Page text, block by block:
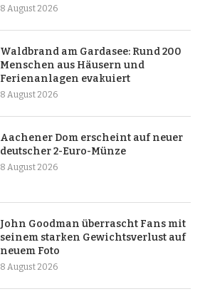
8 August 2026
Waldbrand am Gardasee: Rund 200
Menschen aus Häusern und
Ferienanlagen evakuiert
8 August 2026
Aachener Dom erscheint auf neuer
deutscher 2-Euro-Münze
8 August 2026
John Goodman überrascht Fans mit
seinem starken Gewichtsverlust auf
neuem Foto
8 August 2026